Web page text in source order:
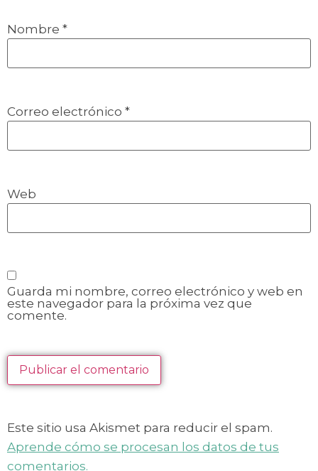
Nombre *
Correo electrónico *
Web
Guarda mi nombre, correo electrónico y web en
este navegador para la próxima vez que
comente.
Este sitio usa Akismet para reducir el spam.
Aprende cómo se procesan los datos de tus
comentarios.